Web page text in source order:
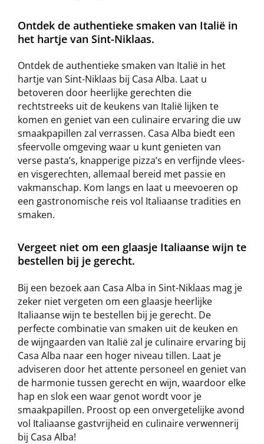
Ontdek de authentieke smaken van Italië in
het hartje van Sint-Niklaas.
Ontdek de authentieke smaken van Italië in het
hartje van Sint-Niklaas bij Casa Alba. Laat u
betoveren door heerlijke gerechten die
rechtstreeks uit de keukens van Italië lijken te
komen en geniet van een culinaire ervaring die uw
smaakpapillen zal verrassen. Casa Alba biedt een
sfeervolle omgeving waar u kunt genieten van
verse pasta’s, knapperige pizza’s en verfijnde vlees-
en visgerechten, allemaal bereid met passie en
vakmanschap. Kom langs en laat u meevoeren op
een gastronomische reis vol Italiaanse tradities en
smaken.
Vergeet niet om een glaasje Italiaanse wijn te
bestellen bij je gerecht.
Bij een bezoek aan Casa Alba in Sint-Niklaas mag je
zeker niet vergeten om een glaasje heerlijke
Italiaanse wijn te bestellen bij je gerecht. De
perfecte combinatie van smaken uit de keuken en
de wijngaarden van Italië zal je culinaire ervaring bij
Casa Alba naar een hoger niveau tillen. Laat je
adviseren door het attente personeel en geniet van
de harmonie tussen gerecht en wijn, waardoor elke
hap en slok een waar genot wordt voor je
smaakpapillen. Proost op een onvergetelijke avond
vol Italiaanse gastvrijheid en culinaire verwennerij
bij Casa Alba!